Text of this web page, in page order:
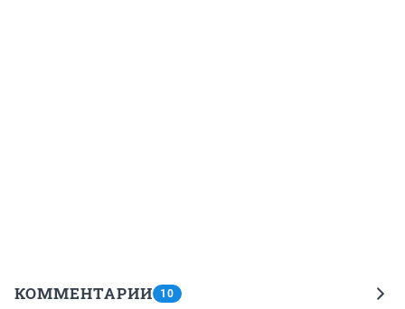
КОММЕНТАРИИ 10